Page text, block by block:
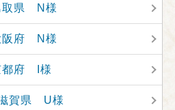
取県 N様
阪府 N様
都府 I様
賀県 U様